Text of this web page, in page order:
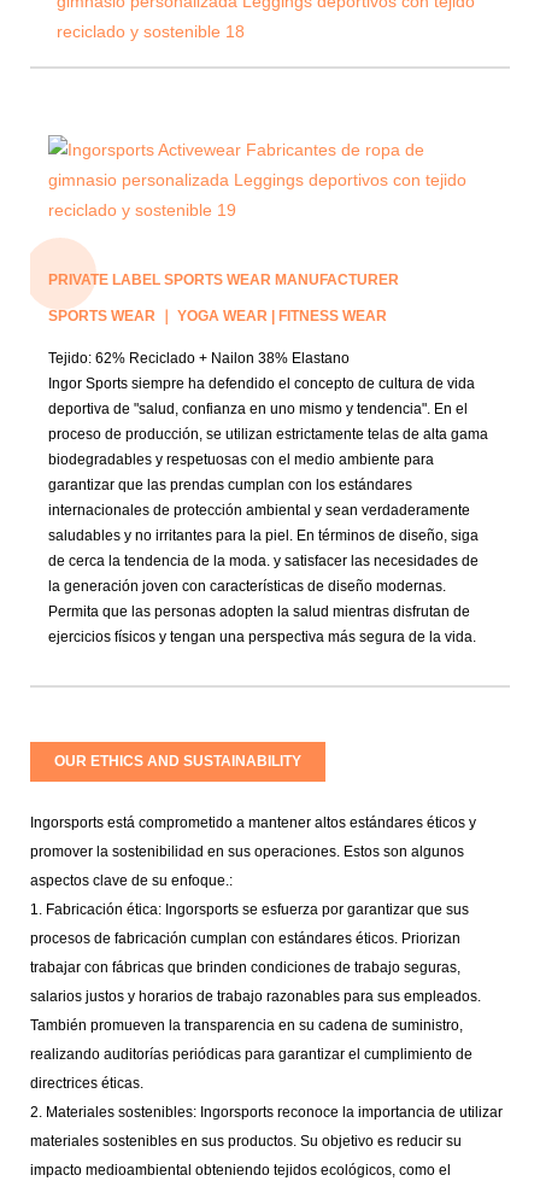
PRIVATE LABEL SPORTS WEAR MANUFACTURER
SPORTS WEAR ｜ YOGA WEAR | FITNESS WEAR
Tejido: 62% Reciclado + Nailon 38% Elastano
Ingor Sports siempre ha defendido el concepto de cultura de vida
deportiva de "salud, confianza en uno mismo y tendencia". En el
proceso de producción, se utilizan estrictamente telas de alta gama
biodegradables y respetuosas con el medio ambiente para
garantizar que las prendas cumplan con los estándares
internacionales de protección ambiental y sean verdaderamente
saludables y no irritantes para la piel. En términos de diseño, siga
de cerca la tendencia de la moda. y satisfacer las necesidades de
la generación joven con características de diseño modernas.
Permita que las personas adopten la salud mientras disfrutan de
ejercicios físicos y tengan una perspectiva más segura de la vida.
OUR ETHICS AND SUSTAINABILITY
Ingorsports está comprometido a mantener altos estándares éticos y
promover la sostenibilidad en sus operaciones. Estos son algunos
aspectos clave de su enfoque.:
1. Fabricación ética: Ingorsports se esfuerza por garantizar que sus
procesos de fabricación cumplan con estándares éticos. Priorizan
trabajar con fábricas que brinden condiciones de trabajo seguras,
salarios justos y horarios de trabajo razonables para sus empleados.
También promueven la transparencia en su cadena de suministro,
realizando auditorías periódicas para garantizar el cumplimiento de
directrices éticas.
2. Materiales sostenibles: Ingorsports reconoce la importancia de utilizar
materiales sostenibles en sus productos. Su objetivo es reducir su
impacto medioambiental obteniendo tejidos ecológicos, como el